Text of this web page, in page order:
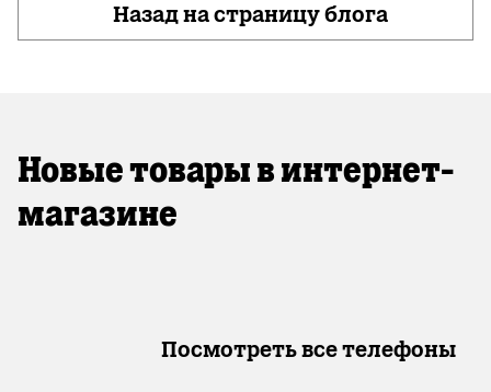
Назад на страницу блога
Новые товары в интернет-
магазине
Посмотреть все телефоны